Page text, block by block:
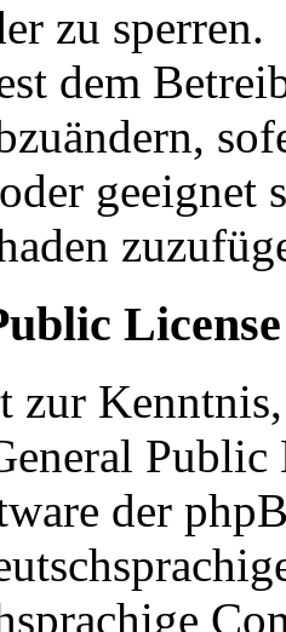
zu sperren.
dem
geeignet
License
zur
der